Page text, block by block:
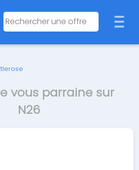
vous parraine sur
N26